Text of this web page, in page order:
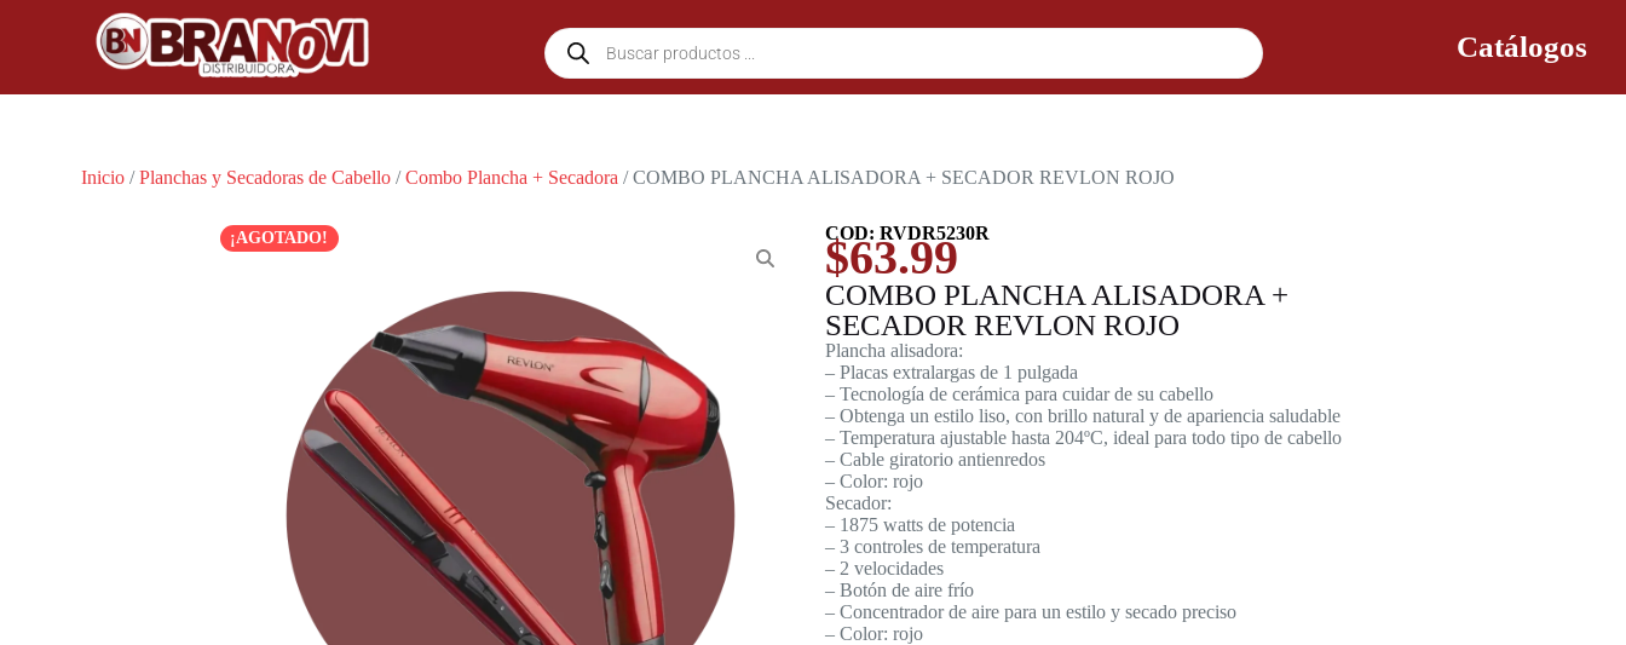
Catálogos
Inicio /Planchas y Secadoras de Cabello /Combo Plancha + Secadora / COMBO PLANCHA ALISADORA + SECADOR REVLON ROJO
¡AGOTADO! COD: RVDR5230R
$63.99
COMBO PLANCHA ALISADORA +
SECADOR REVLON ROJO
Plancha alisadora:
– Placas extralargas de 1 pulgada
– Tecnología de cerámica para cuidar de su cabello
– Obtenga un estilo liso, con brillo natural y de apariencia saludable
– Temperatura ajustable hasta 204ºC, ideal para todo tipo de cabello
– Cable giratorio antienredos
– Color: rojo
Secador:
– 1875 watts de potencia
– 3 controles de temperatura
– 2 velocidades
– Botón de aire frío
– Concentrador de aire para un estilo y secado preciso
– Color: rojo